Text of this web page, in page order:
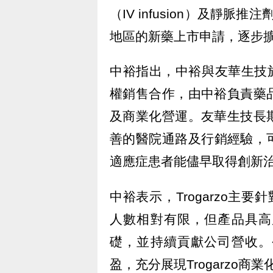
（IV infusion）及靜脈推注
地區的新藥上市申請，逐步
中裕指出，中裕與友華生
權銷售合作，由中裕負責藥
及商業化營運。友華生技
善的醫院通路及行銷經驗，
適應症患者能儘早取得創新
中裕表示，Trogarzo主要
人數相對有限，但產品具
礎，並持續貢獻公司營收
盈，充分展現Trogarzo商業